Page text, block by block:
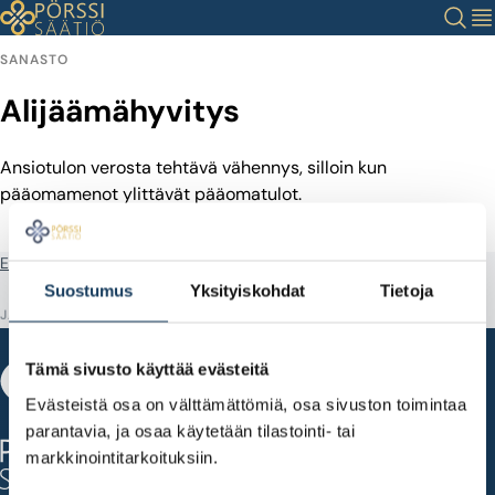
Suostumus Yksityiskohdat Tietoja
Tämä sivusto käyttää evästeitä
Evästeistä osa on välttämättömiä, osa sivuston toimintaa
parantavia, ja osaa käytetään tilastointi- tai
markkinointitarkoituksiin.
Siirry
sisältöön
Haku
SANASTO
Alijäämähyvitys
Ansiotulon verosta tehtävä vähennys, silloin kun
pääomamenot ylittävät pääomatulot.
Etusivu
JAA
Fabianinkatu 14
00100 Helsinki